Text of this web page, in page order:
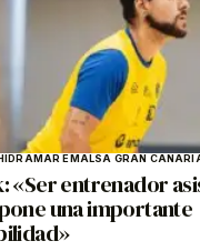
EMALSA GRAN
«Ser entrenador
una importante